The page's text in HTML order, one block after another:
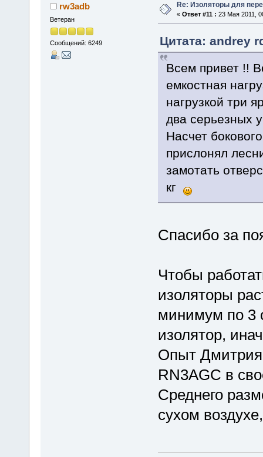
rw3adb
Ветеран
Сообщений: 6249
Re: Изоляторы для
« Ответ #11 : 23 Мая 2011,
Цитата: andrey
Всем привет !!
емкостная
нагрузкой три
два серьезных
Насчет
прислонял
замотать
кг
Спасибо за
Чтобы
изоляторы
минимум по 3
изолятор,
Опыт Дмитрия
RN3AGC в
Среднего
сухом